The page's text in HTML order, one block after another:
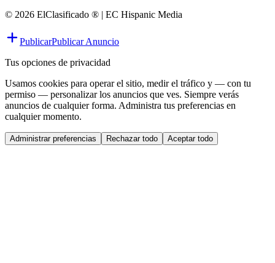
© 2026 ElClasificado ® | EC Hispanic Media
PublicarPublicar Anuncio
Tus opciones de privacidad
Usamos cookies para operar el sitio, medir el tráfico y — con tu
permiso — personalizar los anuncios que ves. Siempre verás
anuncios de cualquier forma. Administra tus preferencias en
cualquier momento.
Administrar preferencias Rechazar todo Aceptar todo